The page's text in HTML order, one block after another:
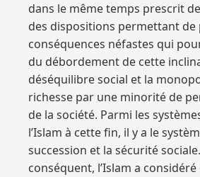
dans le même temps prescrit
des dispositions permettant de
conséquences néfastes qui
du débordement de cette
déséquilibre social et la
richesse par une minorité de
de la société. Parmi les
l’Islam à cette fin, il y a le
succession et la sécurité
conséquent, l’Islam a